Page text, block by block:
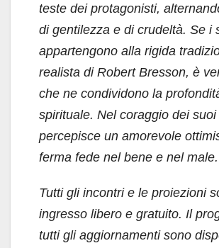
teste dei protagonisti,
di gentilezza e di crudeltà. Se i
appartengono alla rigida
realista di Robert Bresson, è
che ne condividono la
spirituale. Nel coraggio dei
percepisce un amorevole
ferma fede nel bene e nel
Tutti gli incontri e le proiezioni
ingresso libero e gratuito. Il
tutti gli aggiornamenti sono